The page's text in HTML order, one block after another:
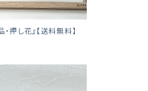
押し花』【送料無料】